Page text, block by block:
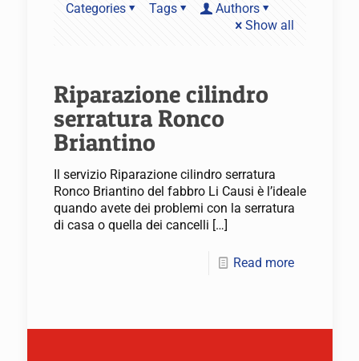
Categories Tags
Authors
Show all
Riparazione cilindro
serratura Ronco
Briantino
Il servizio Riparazione cilindro serratura
Ronco Briantino del fabbro Li Causi è l’ideale
quando avete dei problemi con la serratura
di casa o quella dei cancelli […]
Read more